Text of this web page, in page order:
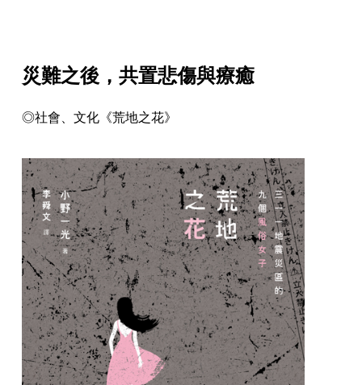
災難之後，共置悲傷與療癒
◎社會、文化《荒地之花》